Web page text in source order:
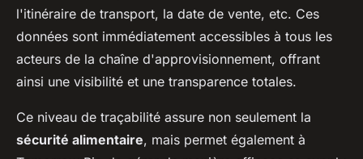
l'itinéraire de transport, la date de vente, etc. Ces
données sont immédiatement accessibles à tous les
acteurs de la chaîne d'approvisionnement, offrant
ainsi une visibilité et une transparence totales.
Ce niveau de traçabilité assure non seulement la
sécurité alimentaire, mais permet également à